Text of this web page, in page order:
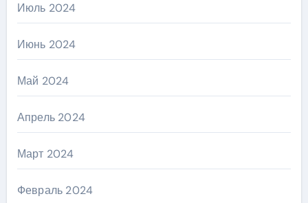
Июль 2024
Июнь 2024
Май 2024
Апрель 2024
Март 2024
Февраль 2024